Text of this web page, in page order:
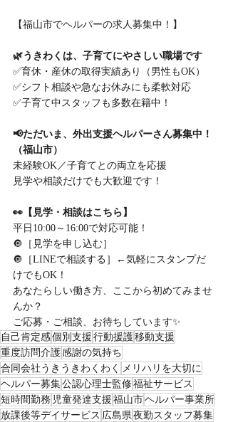
【福山市でヘルパーの求人募集中！】
🌿うきわくは、子育てにやさしい職場です
✅育休・産休の取得実績あり（男性もOK）
✅シフト相談や急なお休みにも柔軟対応
✅子育て中スタッフも多数在籍中！
📢ただいま、外出支援ヘルパーさん募集中！
（福山市）
未経験OK／子育てとの両立を応援
見学や相談だけでも大歓迎です！
👀【見学・相談はこちら】
平日10:00～16:00で対応可能！
🔘［見学を申し込む］
🔘［LINEで相談する］←気軽にスタンプだ
けでもOK！
あなたらしい働き方、ここから初めてみませ
んか？
ご応募・ご相談、お待ちしています✨
自己肯定感個別支援 行動援護 移動支援
重度訪問介護 感謝の気持ち
合同会社うきうきわくわく メリハリを大切に
ヘルパー募集公認心理士監修福祉サービス
短時間勤務 児童発達支援 福山市ヘルパー事業所
放課後等デイサービス 広島県夜勤スタッフ募集